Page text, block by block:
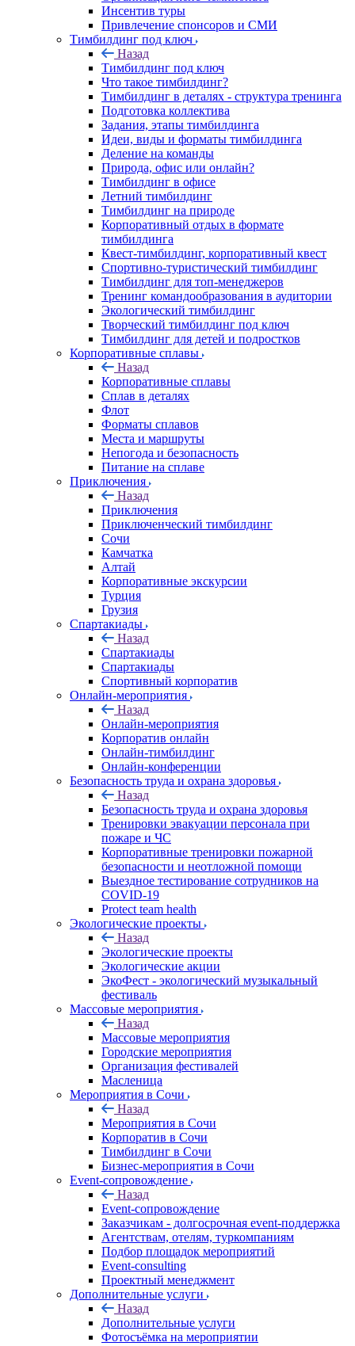
Инсентив туры
Привлечение спонсоров и СМИ
Тимбилдинг под ключ
Назад
Тимбилдинг под ключ
Что такое тимбилдинг?
Тимбилдинг в деталях - структура тренинга
Подготовка коллектива
Задания, этапы тимбилдинга
Идеи, виды и форматы тимбилдинга
Деление на команды
Природа, офис или онлайн?
Тимбилдинг в офисе
Летний тимбилдинг
Тимбилдинг на природе
Корпоративный отдых в формате
тимбилдинга
Квест-тимбилдинг, корпоративный квест
Спортивно-туристический тимбилдинг
Тимбилдинг для топ-менеджеров
Тренинг командообразования в аудитории
Экологический тимбилдинг
Творческий тимбилдинг под ключ
Тимбилдинг для детей и подростков
Корпоративные сплавы
Назад
Корпоративные сплавы
Сплав в деталях
Флот
Форматы сплавов
Места и маршруты
Непогода и безопасность
Питание на сплаве
Приключения
Назад
Приключения
Приключенческий тимбилдинг
Сочи
Камчатка
Алтай
Корпоративные экскурсии
Турция
Грузия
Спартакиады
Назад
Спартакиады
Спартакиады
Спортивный корпоратив
Онлайн-мероприятия
Назад
Онлайн-мероприятия
Корпоратив онлайн
Онлайн-тимбилдинг
Онлайн-конференции
Безопасность труда и охрана здоровья
Назад
Безопасность труда и охрана здоровья
Тренировки эвакуации персонала при
пожаре и ЧС
Корпоративные тренировки пожарной
безопасности и неотложной помощи
Выездное тестирование сотрудников на
COVID-19
Protect team health
Экологические проекты
Назад
Экологические проекты
Экологические акции
ЭкоФест - экологический музыкальный
фестиваль
Массовые мероприятия
Назад
Массовые мероприятия
Городские мероприятия
Организация фестивалей
Масленица
Мероприятия в Сочи
Назад
Мероприятия в Сочи
Корпоратив в Сочи
Тимбилдинг в Сочи
Бизнес-мероприятия в Сочи
Event-сопровождение
Назад
Event-сопровождение
Заказчикам - долгосрочная event-поддержка
Агентствам, отелям, туркомпаниям
Подбор площадок мероприятий
Event-consulting
Проектный менеджмент
Дополнительные услуги
Назад
Дополнительные услуги
Фотосъёмка на мероприятии